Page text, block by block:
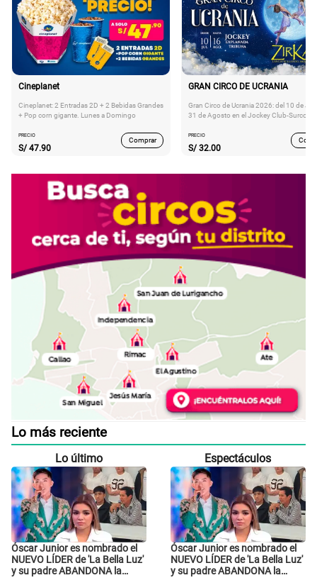
Cineplanet
Cineplanet: 2 Entradas 2D + 2 Bebidas Grandes
+ Pop corn gigante. Lunes a Domingo
PRECIO
S/ 47.90
Comprar
GRAN CIRCO DE UCRANIA
Gran Circo de Ucrania 2026: del 10 de
31 de Agosto en el Jockey Club-Surco
PRECIO
S/ 32.00
Lo más reciente
Lo último
Óscar Junior es nombrado el
NUEVO LÍDER de 'La Bella Luz'
y su padre ABANDONA la
Espectáculos
Óscar Junior es nombrado el
NUEVO LÍDER de 'La Bella Luz'
y su padre ABANDONA la